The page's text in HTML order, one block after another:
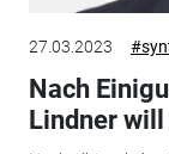
27.03.2023
Nach
Lindner